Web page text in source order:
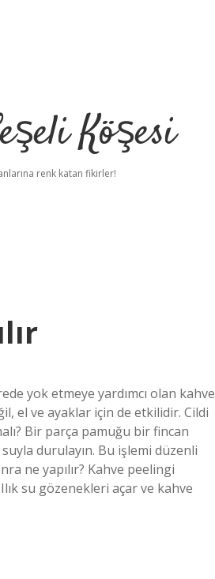
Köşesi
renk katan fikirler!
yok etmeye yardımcı olan kahve
el ve ayaklar için de etkilidir. Cildi
Bir parça pamuğu bir fincan
durulayın. Bu işlemi düzenli
ne yapılır? Kahve peelingi
su gözenekleri açar ve kahve